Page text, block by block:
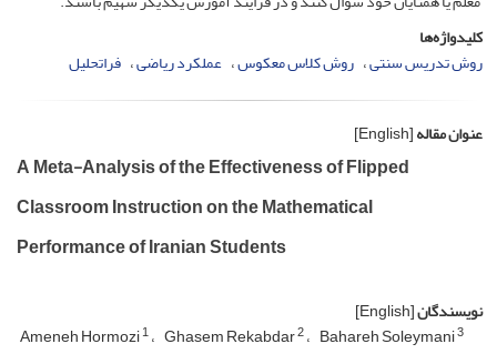
کلیدواژه‌ها
روش تدریس سنتی روش کلاس معکوس عملکرد ریاضی فراتحلیل
عنوان مقاله[English]
A Meta-Analysis of the Effectiveness of Flipped
Classroom Instruction on the Mathematical
Performance of Iranian Students
نویسندگان[English]
Ameneh Hormozi1 Ghasem Rekabdar2 Bahareh Soleymani3